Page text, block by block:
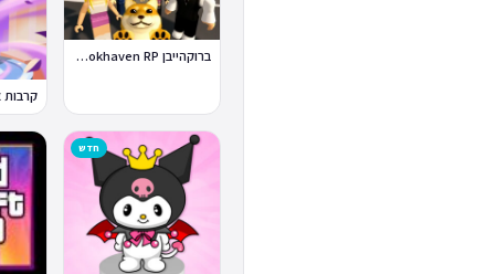
ברוקהייבן Brookhaven RP
חדש